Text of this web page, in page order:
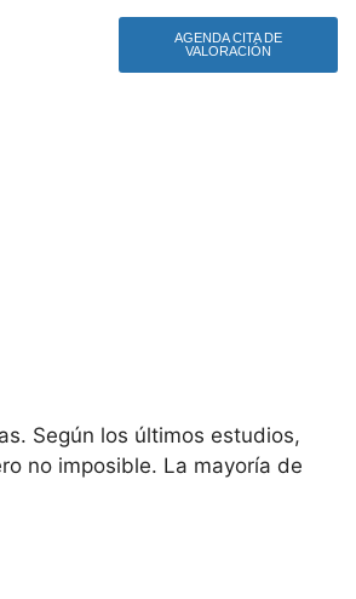
AGENDA CITA DE
VALORACIÓN
Según los últimos estudios,
no imposible. La mayoría de